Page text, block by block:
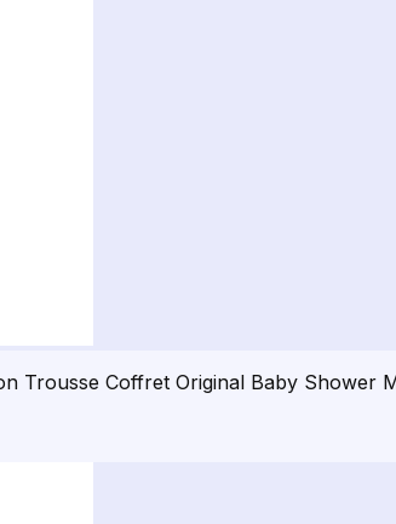
Trousse Coffret Original Baby Shower